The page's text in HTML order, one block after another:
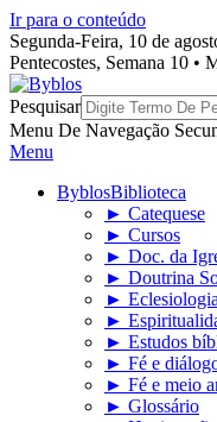
Ir para o conteúdo
Segunda-Feira, 10 de
Pentecostes, Semana 10 •
Byblos
Pesquisar
Menu De Navegação
Menu
ByblosBiblioteca
► Catequese
► Cursos
► Doc. da
► Doutrina
► Eclesiologia
►
► Estudos
► Fé e
► Fé e meio
► Glossário